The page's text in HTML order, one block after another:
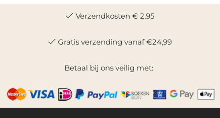
Verzendkosten € 2,95
Gratis verzending vanaf €24,99
Betaal bij ons veilig met: